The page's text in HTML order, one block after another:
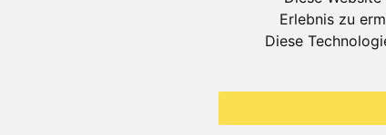
Erlebnis zu
Diese
Jobs
Impressum